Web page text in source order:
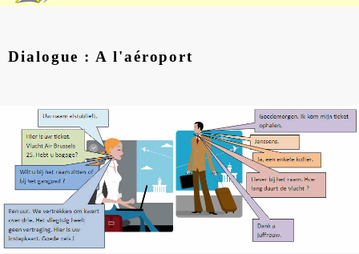
Dialogue : A l'aéroport